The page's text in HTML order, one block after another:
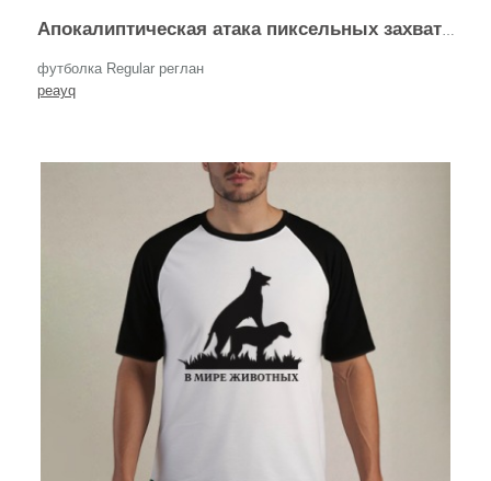
Апокалиптическая атака пиксельных захватчиков на город пылает разрушения
футболка Regular реглан
peayq